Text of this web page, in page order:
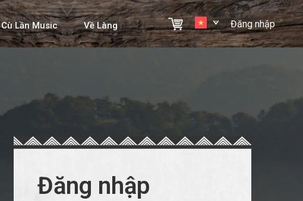
Cù Lần Music Về Làng Đăng nhập
Đăng nhập